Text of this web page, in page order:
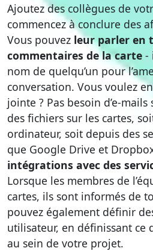
Ajoutez des collègues de
commencez à conclure des
Vous pouvez leur parler en
commentaires de la carte -
nom de quelqu’un pour
conversation. Vous voulez
jointe ? Pas besoin d’e-
des fichiers sur les cartes,
ordinateur, soit depuis des
que Google Drive et
intégrations avec des
Lorsque les membres de
cartes, ils sont informés de
pouvez également définir
utilisateur, en définissant ce
au sein de votre projet.